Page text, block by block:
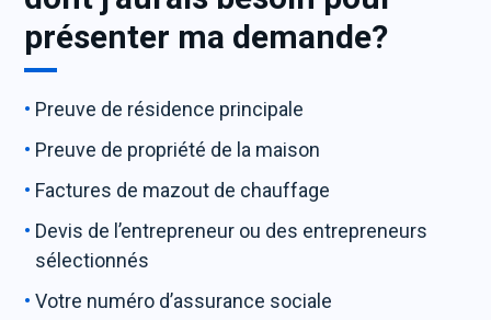
présenter ma demande?
Preuve de résidence principale
Preuve de propriété de la maison
Factures de mazout de chauffage
Devis de l’entrepreneur ou des entrepreneurs
sélectionnés
Votre numéro d’assurance sociale